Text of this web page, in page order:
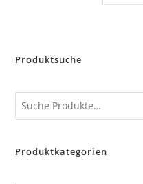
Produktsuche
Produktkategorien